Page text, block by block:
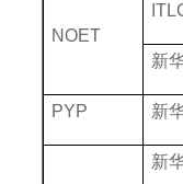
NOET
新
PYP 新
新